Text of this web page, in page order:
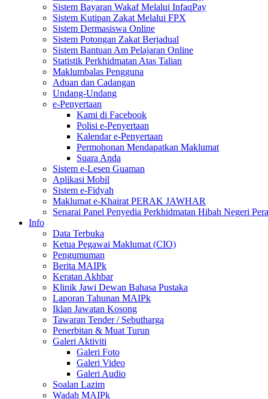
Sistem Bayaran Wakaf Melalui InfaqPay
Sistem Kutipan Zakat Melalui FPX
Sistem Dermasiswa Online
Sistem Potongan Zakat Berjadual
Sistem Bantuan Am Pelajaran Online
Statistik Perkhidmatan Atas Talian
Maklumbalas Pengguna
Aduan dan Cadangan
Undang-Undang
e-Penyertaan
Kami di Facebook
Polisi e-Penyertaan
Kalendar e-Penyertaan
Permohonan Mendapatkan Maklumat
Suara Anda
Sistem e-Lesen Guaman
Aplikasi Mobil
Sistem e-Fidyah
Maklumat e-Khairat PERAK JAWHAR
Senarai Panel Penyedia Perkhidmatan Hibah Negeri
Info
Data Terbuka
Ketua Pegawai Maklumat (CIO)
Pengumuman
Berita MAIPk
Keratan Akhbar
Klinik Jawi Dewan Bahasa Pustaka
Laporan Tahunan MAIPk
Iklan Jawatan Kosong
Tawaran Tender / Sebutharga
Penerbitan & Muat Turun
Galeri Aktiviti
Galeri Foto
Galeri Video
Galeri Audio
Soalan Lazim
Wadah MAIPk